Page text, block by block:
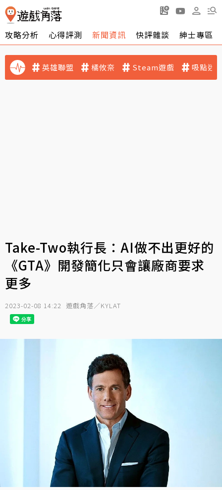
攻略分析 心得評測 新聞資訊 快評雜談 紳士專區
英雄聯盟 橘攸奈 Steam遊戲 吸點迷
Take-Two執行長：AI做不出更好的
《GTA》開發簡化只會讓廠商要求
更多
2023-02-08 14:22 遊戲角落／KYLAT